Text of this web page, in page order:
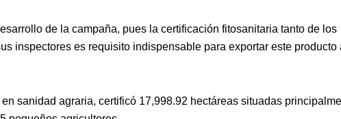
de la campaña, pues la certificación fitosanitaria tanto de los
inspectores es requisito indispensable para exportar este producto
sanidad agraria, certificó 17,998.92 hectáreas situadas